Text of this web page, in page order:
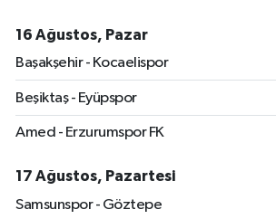
16 Ağustos, Pazar
Başakşehir - Kocaelispor
Beşiktaş - Eyüpspor
Amed - Erzurumspor FK
17 Ağustos, Pazartesi
Samsunspor - Göztepe